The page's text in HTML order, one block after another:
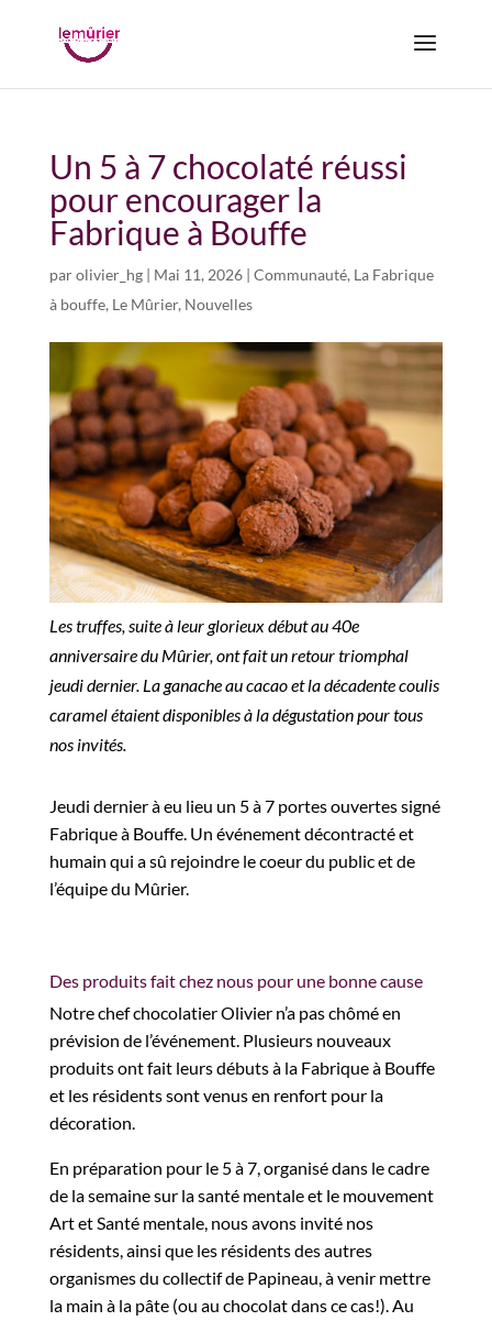
Un 5 à 7 chocolaté réussi
pour encourager la
Fabrique à Bouffe
parolivier_hg| Mai 11, 2026| Communauté, La Fabrique
à bouffe, Le Mûrier, Nouvelles
Les truffes, suite à leur glorieux début au 40e
anniversaire du Mûrier, ont fait un retour triomphal
jeudi dernier. La ganache au cacao et la décadente coulis
caramel étaient disponibles à la dégustation pour tous
nos invités.
Jeudi dernier à eu lieu un 5 à 7 portes ouvertes signé
Fabrique à Bouffe. Un événement décontracté et
humain qui a sû rejoindre le coeur du public et de
l’équipe du Mûrier.
Des produits fait chez nous pour une bonne cause
Notre chef chocolatier Olivier n’a pas chômé en
prévision de l’événement. Plusieurs nouveaux
produits ont fait leurs débuts à la Fabrique à Bouffe
et les résidents sont venus en renfort pour la
décoration.
En préparation pour le 5 à 7, organisé dans le cadre
de la semaine sur la santé mentale et le mouvement
Art et Santé mentale, nous avons invité nos
résidents, ainsi que les résidents des autres
organismes du collectif de Papineau, à venir mettre
la main à la pâte (ou au chocolat dans ce cas!). Au